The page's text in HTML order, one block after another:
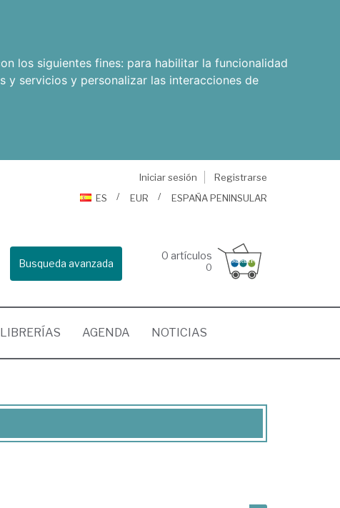
los siguientes fines: para habilitar la funcionalidad
y servicios y personalizar las interacciones de
Iniciar sesión
Registrarse
ES
EUR ESPAÑA PENINSULAR
Busqueda avanzada
0 artículos
0
LIBRERÍAS AGENDA NOTICIAS